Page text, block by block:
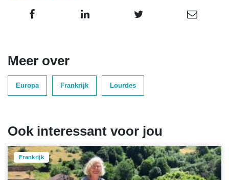
Meer over
Europa Frankrijk Lourdes
Ook interessant voor jou
Frankrijk